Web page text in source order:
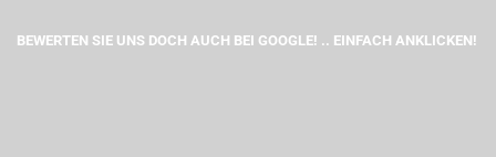
BEWERTEN SIE UNS DOCH AUCH BEI GOOGLE! .. EINFACH ANKLICKEN!